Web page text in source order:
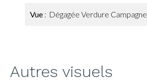
Vue Dégagée Verdure Campagne
Autres visuels